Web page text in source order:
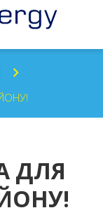
ДЛЯ